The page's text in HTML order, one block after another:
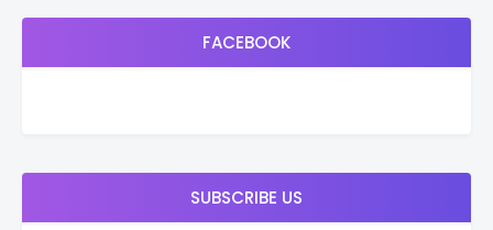
FACEBOOK
SUBSCRIBE US